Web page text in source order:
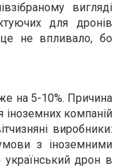
вигляді
для дронів
це не впливало, бо
на 5-10%. Причина
іноземних компаній
виробники:
з іноземними
дрон в